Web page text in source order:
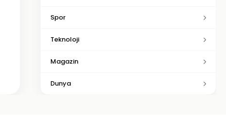
Spor
Teknoloji
Magazin
Dunya